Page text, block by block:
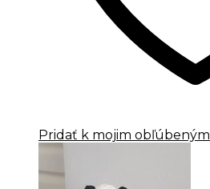
Pridať k mojim obľúbeným